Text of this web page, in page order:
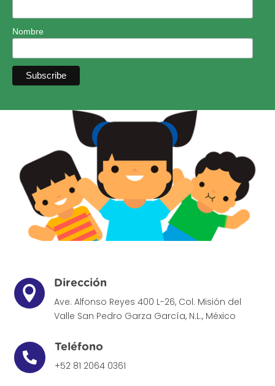
Nombre

Dirección
Ave. Alfonso Reyes 400 L-26, Col. Misión del
Valle San Pedro Garza García, N.L., México

Teléfono
+52 81 2064 0361